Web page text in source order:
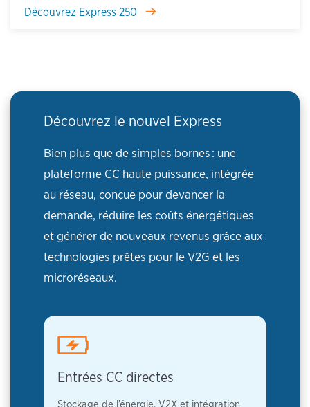
Découvrez Express 250
Découvrez le nouvel Express
Bien plus que de simples bornes : une
plateforme CC haute puissance, intégrée
au réseau, conçue pour devancer la
demande, réduire les coûts énergétiques
et générer de nouveaux revenus grâce aux
technologies prêtes pour le V2G et les
microréseaux.
Entrées CC directes
Stockage de l’énergie, V2X et intégration